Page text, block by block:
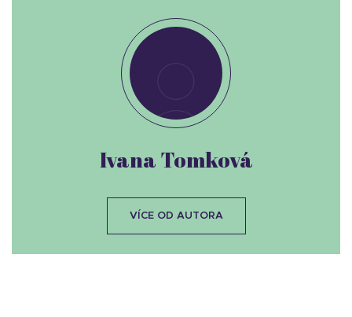
Ivana Tomková
VÍCE OD AUTORA